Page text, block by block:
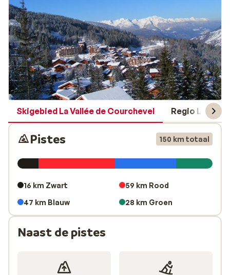
aantal restaurants en bars waar je prima terecht kunt
voor een hapje en een drankje, maar voor meer après-
ski plezier kun je ook terecht in Méribel.
Skigebied La Vallée de Courchevel Regio Les
Pistes 150 km totaal
16 km Zwart
59 km Rood
47 km Blauw
28 km Groen
Naast de pistes